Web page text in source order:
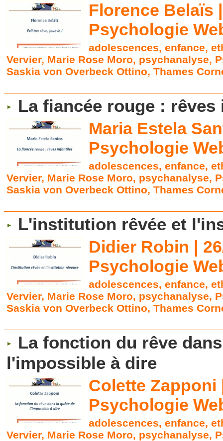
Florence Belaïs
Psychologie
adolescences,enfance,
Vervier, Marie Rose Moro, psychanalyse,
Saskia von Overbeck Ottino,Thames
La fiancée rouge :
Maria Estela
Psychologie
adolescences,enfance,
Vervier, Marie Rose Moro, psychanalyse,
Saskia von Overbeck Ottino,Thames
L'institution rêvée et
Didier Robin |
Psychologie
adolescences,enfance,
Vervier, Marie Rose Moro, psychanalyse,
Saskia von Overbeck Ottino,Thames
La fonction du rêve
l'impossible à dire
Colette Zapponi
Psychologie
adolescences,enfance,
Vervier, Marie Rose Moro, psychanalyse,